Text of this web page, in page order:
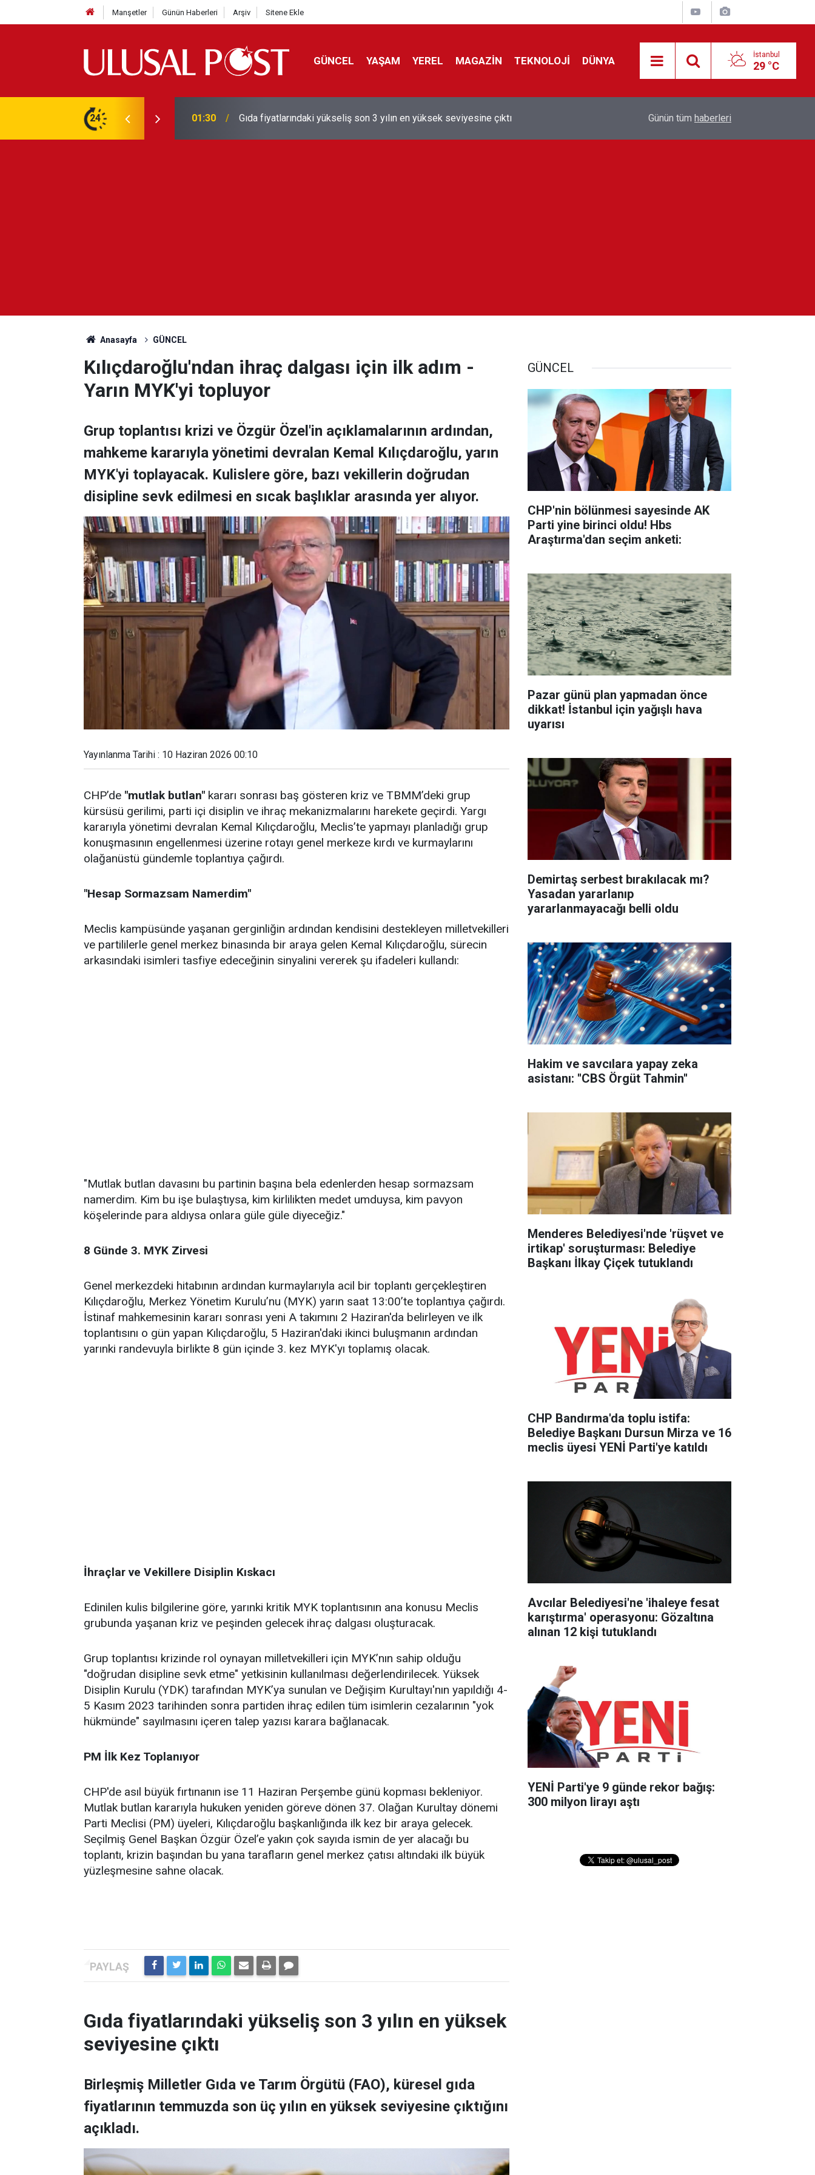
Manşetler Günün Haberleri Arşiv Sitene Ekle
GÜNCEL YAŞAM YEREL MAGAZİN TEKNOLOJİ DÜNYA İstanbul
29 °C
24
en yüksek seviyesine çıktı 01:26 Galatasaray'dan sekiz kişi hakkında savcılığa suç duyurusu
kontrol edecek
Günün tüm haberleri
Anasayfa GÜNCEL
Kılıçdaroğlu'ndan ihraç dalgası için ilk adım -
Yarın MYK'yi topluyor
Grup toplantısı krizi ve Özgür Özel'in açıklamalarının ardından,
mahkeme kararıyla yönetimi devralan Kemal Kılıçdaroğlu, yarın
MYK'yi toplayacak. Kulislere göre, bazı vekillerin doğrudan
disipline sevk edilmesi en sıcak başlıklar arasında yer alıyor.
Yayınlanma Tarihi : 10 Haziran 2026 00:10
CHP’de "mutlak butlan" kararı sonrası baş gösteren kriz ve TBMM’deki grup
kürsüsü gerilimi, parti içi disiplin ve ihraç mekanizmalarını harekete geçirdi. Yargı
kararıyla yönetimi devralan Kemal Kılıçdaroğlu, Meclis’te yapmayı planladığı grup
konuşmasının engellenmesi üzerine rotayı genel merkeze kırdı ve kurmaylarını
olağanüstü gündemle toplantıya çağırdı.
"Hesap Sormazsam Namerdim"
Meclis kampüsünde yaşanan gerginliğin ardından kendisini destekleyen milletvekilleri
ve partililerle genel merkez binasında bir araya gelen Kemal Kılıçdaroğlu, sürecin
arkasındaki isimleri tasfiye edeceğinin sinyalini vererek şu ifadeleri kullandı:
"Mutlak butlan davasını bu partinin başına bela edenlerden hesap sormazsam
namerdim. Kim bu işe bulaştıysa, kim kirlilikten medet umduysa, kim pavyon
köşelerinde para aldıysa onlara güle güle diyeceğiz."
8 Günde 3. MYK Zirvesi
Genel merkezdeki hitabının ardından kurmaylarıyla acil bir toplantı gerçekleştiren
Kılıçdaroğlu, Merkez Yönetim Kurulu’nu (MYK) yarın saat 13:00’te toplantıya çağırdı.
İstinaf mahkemesinin kararı sonrası yeni A takımını 2 Haziran'da belirleyen ve ilk
toplantısını o gün yapan Kılıçdaroğlu, 5 Haziran'daki ikinci buluşmanın ardından
yarınki randevuyla birlikte 8 gün içinde 3. kez MYK'yı toplamış olacak.
İhraçlar ve Vekillere Disiplin Kıskacı
Edinilen kulis bilgilerine göre, yarınki kritik MYK toplantısının ana konusu Meclis
grubunda yaşanan kriz ve peşinden gelecek ihraç dalgası oluşturacak.
Grup toplantısı krizinde rol oynayan milletvekilleri için MYK’nın sahip olduğu
"doğrudan disipline sevk etme" yetkisinin kullanılması değerlendirilecek. Yüksek
Disiplin Kurulu (YDK) tarafından MYK’ya sunulan ve Değişim Kurultayı'nın yapıldığı 4-
5 Kasım 2023 tarihinden sonra partiden ihraç edilen tüm isimlerin cezalarının "yok
hükmünde" sayılmasını içeren talep yazısı karara bağlanacak.
PM İlk Kez Toplanıyor
CHP'de asıl büyük fırtınanın ise 11 Haziran Perşembe günü kopması bekleniyor.
Mutlak butlan kararıyla hukuken yeniden göreve dönen 37. Olağan Kurultay dönemi
Parti Meclisi (PM) üyeleri, Kılıçdaroğlu başkanlığında ilk kez bir araya gelecek.
Seçilmiş Genel Başkan Özgür Özel’e yakın çok sayıda ismin de yer alacağı bu
toplantı, krizin başından bu yana tarafların genel merkez çatısı altındaki ilk büyük
yüzleşmesine sahne olacak.
Gıda fiyatlarındaki yükseliş son 3 yılın en yüksek
seviyesine çıktı
Birleşmiş Milletler Gıda ve Tarım Örgütü (FAO), küresel gıda
fiyatlarının temmuzda son üç yılın en yüksek seviyesine çıktığını
açıkladı.
GÜNCEL
CHP'nin bölünmesi sayesinde AK
Parti yine birinci oldu! Hbs
Araştırma'dan seçim anketi:
Pazar günü plan yapmadan önce
dikkat! İstanbul için yağışlı hava
uyarısı
Demirtaş serbest bırakılacak mı?
Yasadan yararlanıp
yararlanmayacağı belli oldu
Hakim ve savcılara yapay zeka
asistanı: ''CBS Örgüt Tahmin''
Menderes Belediyesi'nde 'rüşvet ve
irtikap' soruşturması: Belediye
Başkanı İlkay Çiçek tutuklandı
CHP Bandırma'da toplu istifa:
Belediye Başkanı Dursun Mirza ve 16
meclis üyesi YENİ Parti'ye katıldı
Avcılar Belediyesi'ne 'ihaleye fesat
karıştırma' operasyonu: Gözaltına
alınan 12 kişi tutuklandı
YENİ Parti'ye 9 günde rekor bağış:
300 milyon lirayı aştı